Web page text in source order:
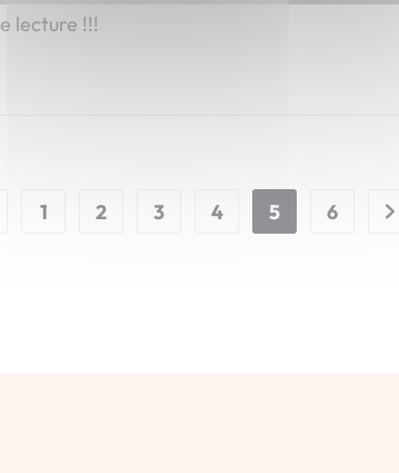
lecture !!!
1 2 3 4 5 6